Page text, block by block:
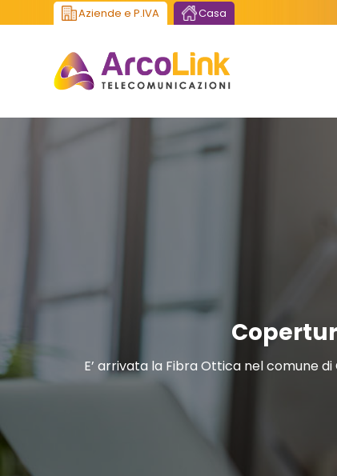
Aziende e P.IVA Casa
E’ arrivata la Fibra Ottica nel comune